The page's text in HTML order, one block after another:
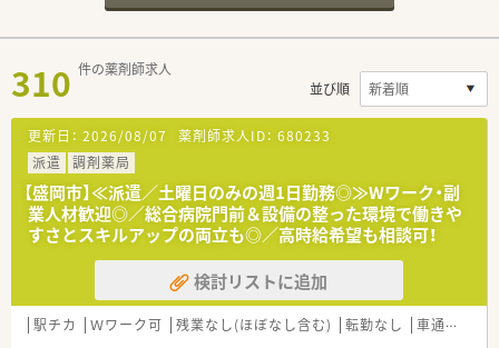
310 件の薬剤師求人
並び順
更新日： 2026/08/07 薬剤師求人ID： 680233
派遣
調剤薬局
【盛岡市】≪派遣／土曜日のみの週1日勤務◎≫Wワーク・副
業人材歓迎◎／総合病院門前＆設備の整った環境で働きや
すさとスキルアップの両立も◎／高時給希望も相談可！
検討リストに追加
駅チカ Ｗワーク可 残業なし(ほぼなし含む) 転勤なし 車通勤可